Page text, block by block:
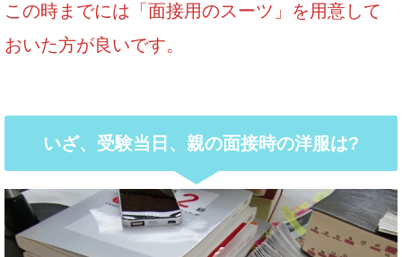
この時までには「面接用のスーツ」を用意して
おいた方が良いです。
いざ、受験当日、親の面接時の洋服は?